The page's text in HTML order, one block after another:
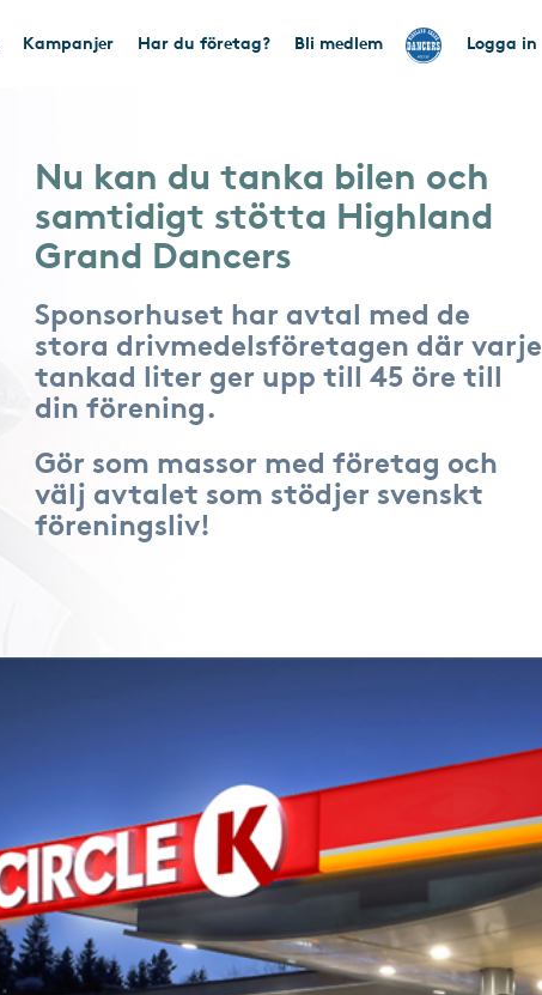
Kampanjer Har du företag? Bli medlem Logga in
Nu kan du tanka bilen och
samtidigt stötta Highland
Grand Dancers
Sponsorhuset har avtal med de
stora drivmedelsföretagen där varje
tankad liter ger upp till 45 öre till
din förening.
Gör som massor med företag och
välj avtalet som stödjer svenskt
föreningsliv!